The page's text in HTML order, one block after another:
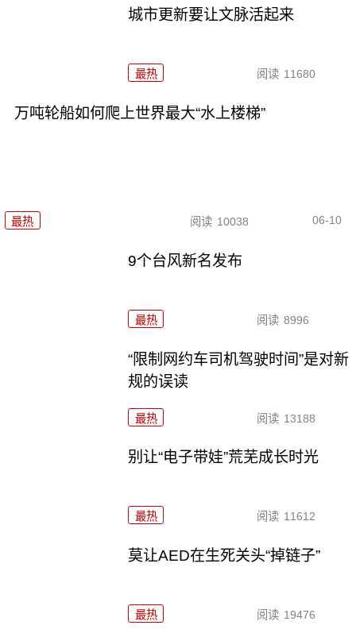
城市更新要让文脉活起来
最热 阅读 11680
万吨轮船如何爬上世界最大“水上楼梯”
最热 阅读 10038 06-10
9个台风新名发布
最热 阅读 8996
“限制网约车司机驾驶时间”是对新
规的误读
最热 阅读 13188
别让“电子带娃”荒芜成长时光
最热 阅读 11612
莫让AED在生死关头“掉链子”
最热 阅读 19476